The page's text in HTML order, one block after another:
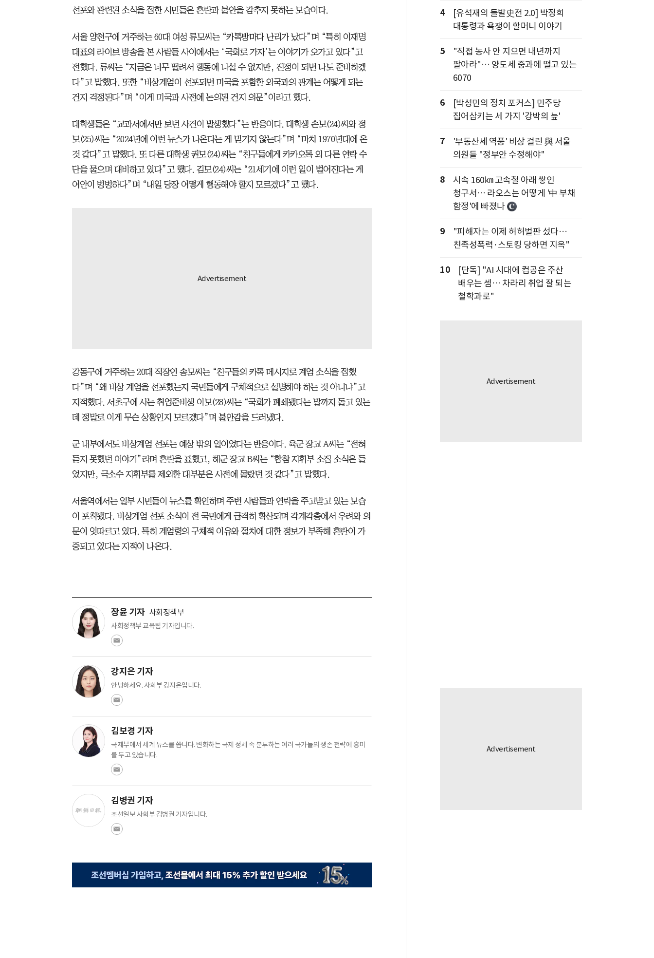
선포와 관련된 소식을 접한 시민들은 혼란과 불안을 감추지 못하는 모습이다.
서울 양천구에 거주하는 60대 여성 류모씨는 “카톡방마다 난리가 났다”며 “특히 이재명
대표의 라이브 방송을 본 사람들 사이에서는 ‘국회로 가자’는 이야기가 오가고 있다”고
전했다. 류씨는 “지금은 너무 떨려서 행동에 나설 수 없지만, 진정이 되면 나도 준비하겠
다”고 말했다. 또한 “비상계엄이 선포되면 미국을 포함한 외국과의 관계는 어떻게 되는
건지 걱정된다”며 “이게 미국과 사전에 논의된 건지 의문”이라고 했다.
대학생들은 “교과서에서만 보던 사건이 발생했다”는 반응이다. 대학생 손모(24)씨와 정
모(25)씨는 “2024년에 이런 뉴스가 나온다는 게 믿기지 않는다”며 “마치 1970년대에 온
것 같다”고 말했다. 또 다른 대학생 권모(24)씨는 “친구들에게 카카오톡 외 다른 연락 수
단을 물으며 대비하고 있다”고 했다. 김모(24)씨는 “21세기에 이런 일이 벌어진다는 게
어안이 벙벙하다”며 “내일 당장 어떻게 행동해야 할지 모르겠다”고 했다.
강동구에 거주하는 20대 직장인 송모씨는 “친구들의 카톡 메시지로 계엄 소식을 접했
다”며 “왜 비상 계엄을 선포했는지 국민들에게 구체적으로 설명해야 하는 것 아니냐”고
지적했다. 서초구에 사는 취업준비생 이모(28)씨는 “국회가 폐쇄됐다는 말까지 돌고 있는
데 정말로 이게 무슨 상황인지 모르겠다”며 불안감을 드러냈다.
군 내부에서도 비상계엄 선포는 예상 밖의 일이었다는 반응이다. 육군 장교 A씨는 “전혀
듣지 못했던 이야기”라며 혼란을 표했고, 해군 장교 B씨는 “합참 지휘부 소집 소식은 들
었지만, 극소수 지휘부를 제외한 대부분은 사전에 몰랐던 것 같다”고 말했다.
서울역에서는 일부 시민들이 뉴스를 확인하며 주변 사람들과 연락을 주고받고 있는 모습
이 포착됐다. 비상계엄 선포 소식이 전 국민에게 급격히 확산되며 각계각층에서 우려와 의
문이 잇따르고 있다. 특히 계엄령의 구체적 이유와 절차에 대한 정보가 부족해 혼란이 가
중되고 있다는 지적이 나온다.
장윤 기자 사회정책부
사회정책부 교육팀 기자입니다.
강지은 기자
안녕하세요. 사회부 강지은입니다.
김보경 기자
국제부에서 세계 뉴스를 씁니다. 변화하는 국제 정세 속 분투하는 여러 국가들의 생존 전략에 흥미
를 두고 있습니다.
김병권 기자
조선일보 사회부 김병권 기자입니다.
4
[유석재의 돌발史전 2.0] 박정희
대통령과 욕쟁이 할머니 이야기
5
"직접 농사 안 지으면 내년까지
팔아라"… 양도세 중과에 떨고 있는
6070
6
[박성민의 정치 포커스] 민주당
집어삼키는 세 가지 '강박의 늪'
7
'부동산세 역풍' 비상 걸린 與 서울
의원들 "정부안 수정해야"
8
시속 160㎞ 고속철 아래 쌓인
청구서… 라오스는 어떻게 '中 부채
함정'에 빠졌나
9
"피해자는 이제 허허벌판 섰다…
친족성폭력·스토킹 당하면 지옥"
10
[단독] "AI 시대에 컴공은 주산
배우는 셈… 차라리 취업 잘 되는
철학과로"